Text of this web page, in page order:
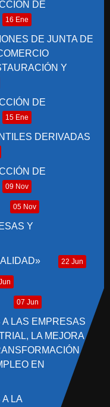
DE
16 Ene
DE JUNTA DE
Y
DE
15 Ene
DERIVADAS
DE
09 Nov
05 Nov
Y
22 Jun
07 Jun
LAS EMPRESAS
LA MEJORA
EN
LA